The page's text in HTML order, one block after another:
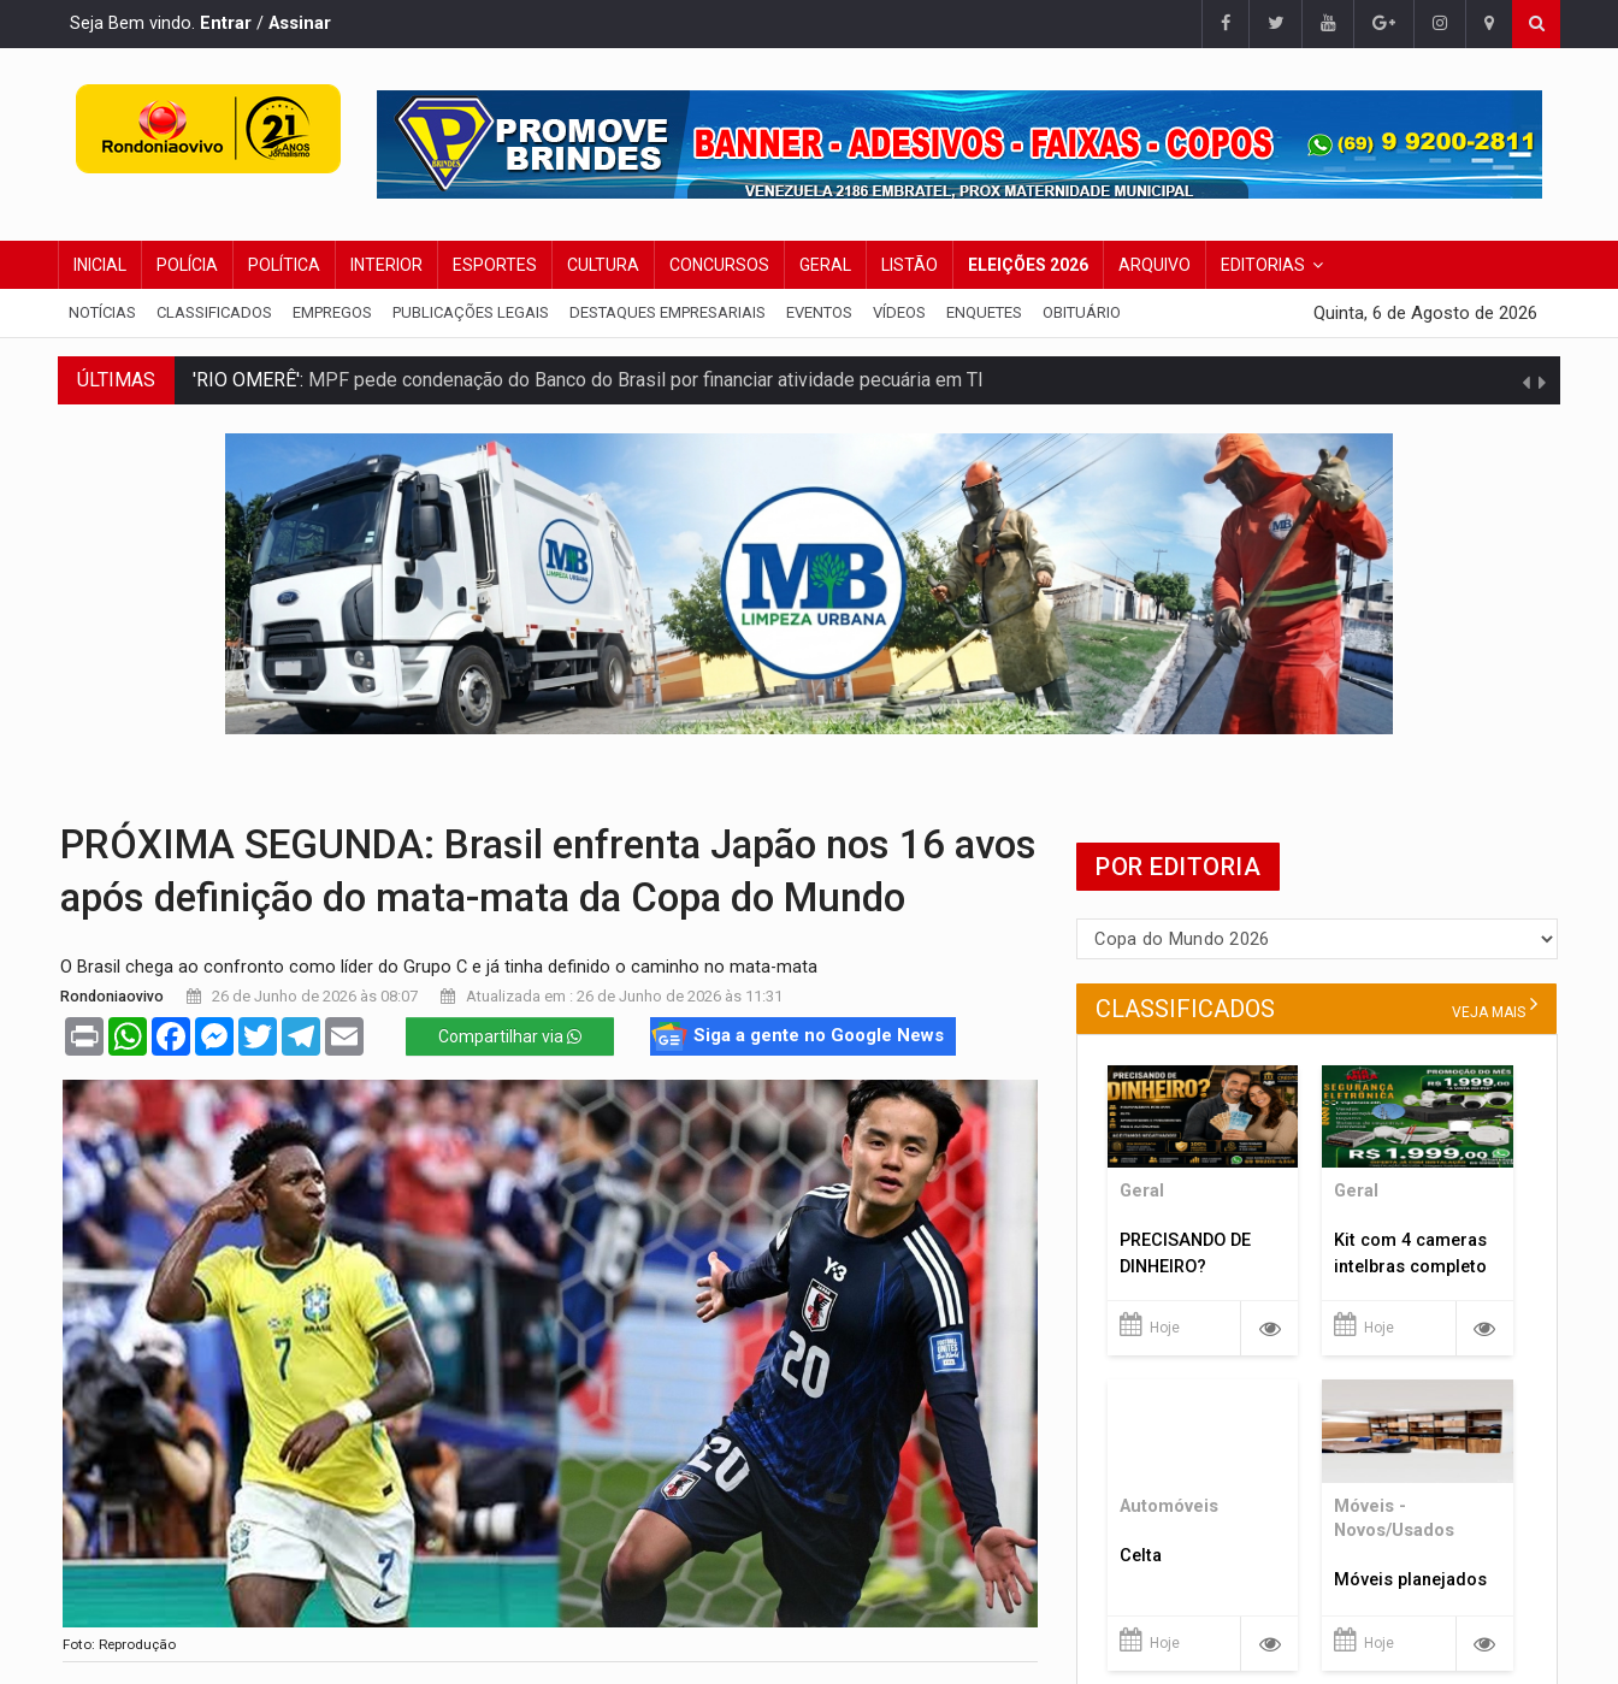
Seja Bem vindo. Entrar / Assinar
INICIAL POLÍCIA POLÍTICA INTERIOR ESPORTES CULTURA CONCURSOS GERAL LISTÃO ELEIÇÕES 2026 ARQUIVO EDITORIAS
NOTÍCIAS CLASSIFICADOS EMPREGOS PUBLICAÇÕES LEGAIS DESTAQUES EMPRESARIAIS EVENTOS VÍDEOS ENQUETES OBITUÁRIO Quinta, 6 de Agosto de 2026
ÚLTIMAS
'RIO OMERÊ':MPF pede condenação do Banco do Brasil por financiar atividade pecuária em TI
INFRAESTRUTURA:Vilhena realiza audiência pública sobre modernização da BR-364
SEM SISTEMA:Falha afeta atendimentos na Policlínica Oswaldo Cruz
Colisão entre motos deixa dois feridos próximo ao Skate Parque
SOLIDARIEDADE: Cadelinha com câncer precisa de ajuda em PVH
DESAPARECIDO: Família procura por cachorrinho desaparecido em PVH
CASO MATHEUS: DHPP se mobiliza para tentar localizar corpo de rapaz desaparecido
DÉFICIT DE MANDATO: Contas do governo de Rondônia expõem meta negativa e passivos ocultos
CREDIBILIDADE: Superintendentes da PF defendem independência e apoio à direção nacional
PRÓXIMA SEGUNDA: Brasil enfrenta Japão nos 16 avos
após definição do mata-mata da Copa do Mundo
O Brasil chega ao confronto como líder do Grupo C e já tinha definido o caminho no mata-mata
Rondoniaovivo 26 de Junho de 2026 às 08:07 Atualizada em : 26 de Junho de 2026 às 11:31
Print WhatsAppFacebookMessenger
TwitterTelegram Compartilhar via Siga a gente no Google News
Foto: Reprodução
POR EDITORIA
CLASSIFICADOS VEJA MAIS
Geral
PRECISANDO DE
DINHEIRO?
Hoje
Geral
Kit com 4 cameras
intelbras completo
Hoje
Automóveis
Celta
Hoje
Móveis -
Novos/Usados
Móveis planejados
Hoje